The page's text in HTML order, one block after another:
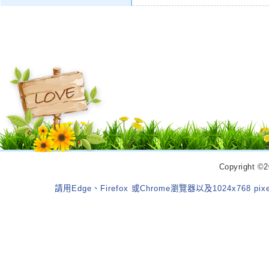
Copyright
請用Edge、Firefox 或Chrome瀏覽器以及1024x768